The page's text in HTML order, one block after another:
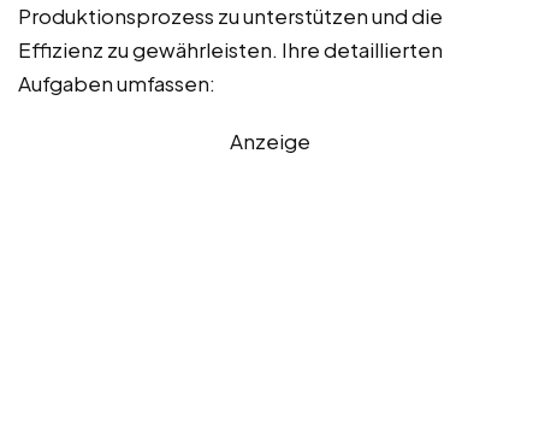
Produktionsprozess zu unterstützen und die
Effizienz zu gewährleisten. Ihre detaillierten
Aufgaben umfassen:
Anzeige